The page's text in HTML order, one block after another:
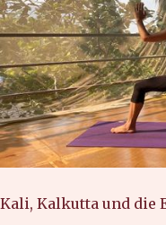
Kali, Kalkutta und die